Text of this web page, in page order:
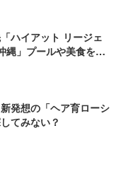
ハイアット リージェ
縄」プールや美食を楽
発想の「ヘア育ローシ
てみない？